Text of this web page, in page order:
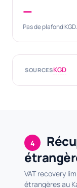
—
Pas de plafond KGD.
SOURCESKGD
4
VAT recovery
étrangères au